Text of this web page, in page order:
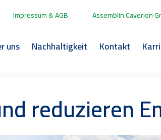
Impressum & AGB Assemblin Caverion
uns Nachhaltigkeit Kontakt
reduzieren